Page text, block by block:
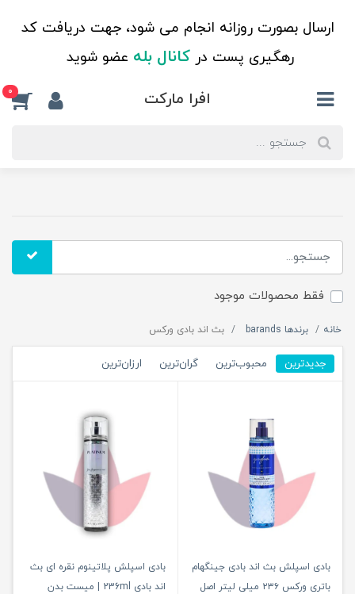
ارسال بصورت روزانه انجام می شود، جهت دریافت کد
رهگیری پست درکانال بله عضو شوید
افرا مارکت 0
فقط محصولات موجود
خانه برندها barands بث اند بادی ورکس
جدیدترین محبوب‌ترین گران‌ترین ارزان‌ترین
بادی اسپلش بث اند بادی جینگهام
باتری ورکس ۲۳۶ میلی لیتر اصل
بادی اسپلش پلاتینوم نقره ای بث
اند بادی 236ml | میست بدن